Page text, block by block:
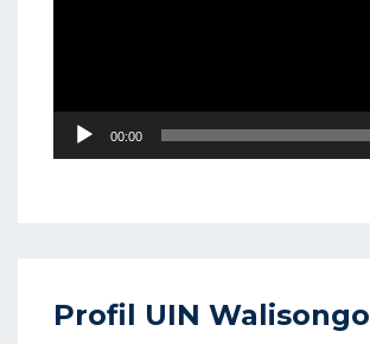
00:00
Profil UIN Walisongo